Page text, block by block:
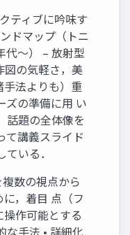
ティブに吟味す
ドマップ（トニ
代～） – 放射型
図の気軽さ，美
法よりも）重
ズの準備に用 い
話題の全体像を
て講義スライド
いる．
数の視点から
，着目 点（フ
作可能とする
な手法 • 詳細化